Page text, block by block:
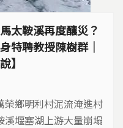
太鞍溪再度釀災？
特聘教授陳樹群｜
】
榮鄉明利村泥流淹進村
堰塞湖上游大量崩塌